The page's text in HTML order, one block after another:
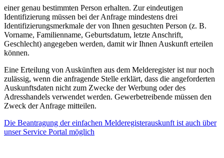
einer genau bestimmten Person erhalten. Zur eindeutigen
Identifizierung müssen bei der Anfrage mindestens drei
Identifizierungsmerkmale der von Ihnen gesuchten Person (z. B.
Vorname, Familienname, Geburtsdatum, letzte Anschrift,
Geschlecht) angegeben werden, damit wir Ihnen Auskunft erteilen
können.
Eine Erteilung von Auskünften aus dem Melderegister ist nur noch
zulässig, wenn die anfragende Stelle erklärt, dass die angeforderten
Auskunftsdaten nicht zum Zwecke der Werbung oder des
Adresshandels verwendet werden. Gewerbetreibende müssen den
Zweck der Anfrage mitteilen.
Die Beantragung der einfachen Melderegisterauskunft ist auch über
unser Service Portal möglich